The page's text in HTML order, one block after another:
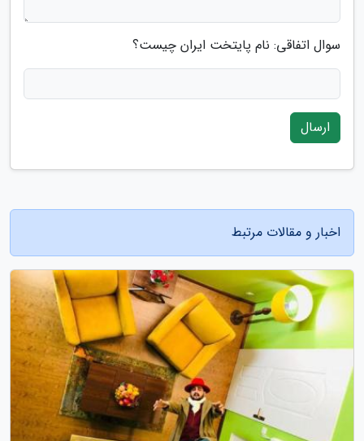
سوال اتفاقی: نام پایتخت ایران چیست؟
ارسال
اخبار و مقالات مرتبط